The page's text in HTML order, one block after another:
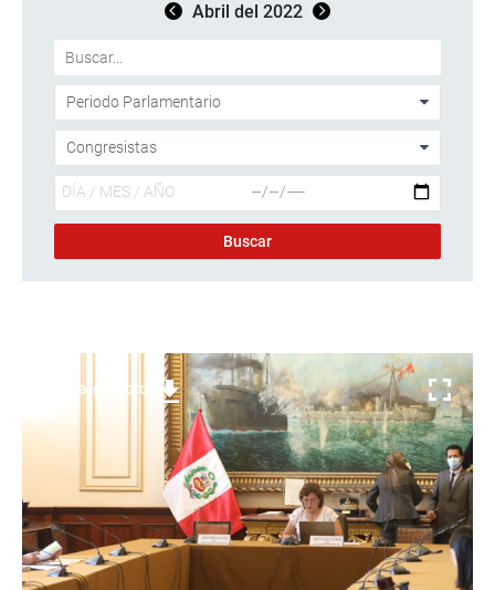
Abril del 2022
Descargar foto